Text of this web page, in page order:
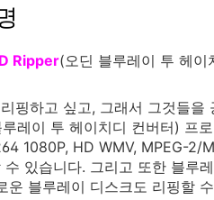
Ripper(오딘 블루레이 투 헤이
핑하고 싶고, 그래서 그것들
레이 투 헤이치디 컨버터) 프
1080P, HD WMV, MPEG-2/
수 있습니다. 그리고 또한 블루
운 블루레이 디스크도 리핑할